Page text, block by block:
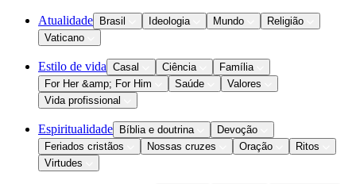
Atualidade Brasil Ideologia Mundo
Religião
Vaticano
Estilo de vida Casal Ciência
Família
For Her &amp; For Him
Saúde
Valores
Vida profissional
Espiritualidade Bíblia e doutrina
Devoção
Feriados cristãos
Nossas cruzes Oração
Ritos
Virtudes